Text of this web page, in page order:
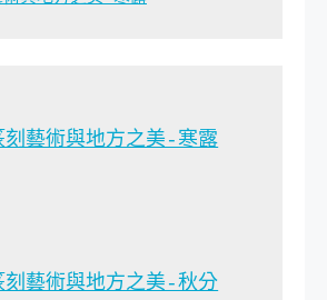
刻藝術與地方之美-寒露
刻藝術與地方之美-秋分